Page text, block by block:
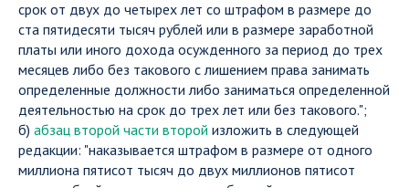
срок от двух до четырех лет со штрафом в размере до
ста пятидесяти тысяч рублей или в размере заработной
платы или иного дохода осужденного за период до трех
месяцев либо без такового с лишением права занимать
определенные должности либо заниматься определенной
деятельностью на срок до трех лет или без такового.";
б) абзац второй части второй изложить в следующей
редакции: "наказывается штрафом в размере от одного
миллиона пятисот тысяч до двух миллионов пятисот